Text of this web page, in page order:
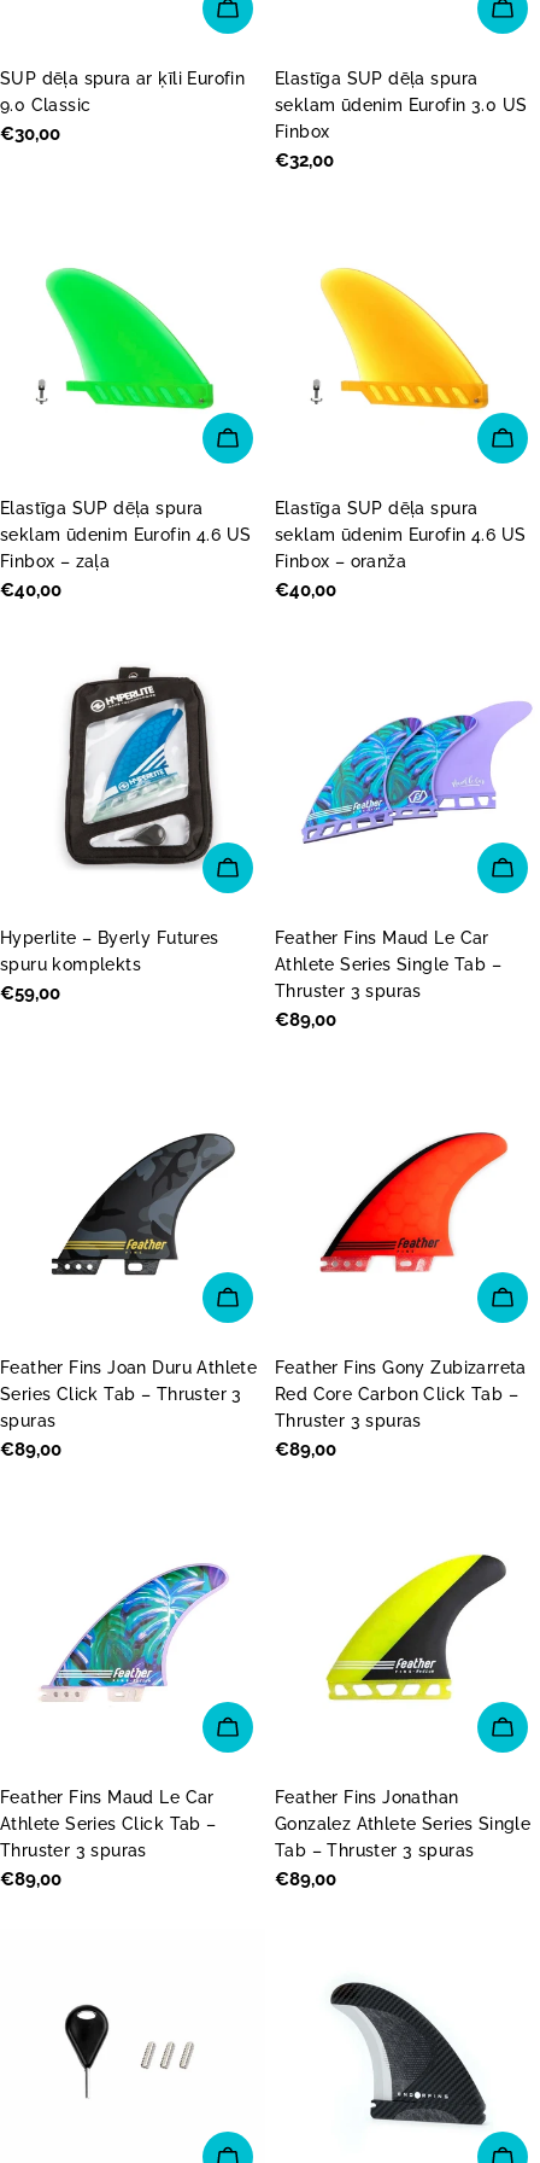
PIEVIENOT GROZAM
SUP dēļa spura ar ķīli Eurofin
9.0 Classic
Parastā
€30,00
Elastīga SUP dēļa spura
seklam ūdenim Eurofin 3.0 US
Finbox
Parastā
€32,00
PIEVIENOT GROZAM
Elastīga SUP dēļa spura
seklam ūdenim Eurofin 4.6 US
Finbox – zaļa
Parastā
€40,00
Elastīga SUP dēļa spura
seklam ūdenim Eurofin 4.6 US
Finbox – oranža
Parastā
€40,00
PIEVIENOT GROZAM
Hyperlite – Byerly Futures
spuru komplekts
Parastā
€59,00
Feather Fins Maud Le Car
Athlete Series Single Tab –
Thruster 3 spuras
Parastā
€89,00
PIEVIENOT GROZAM
Feather Fins Joan Duru Athlete
Series Click Tab – Thruster 3
spuras
Parastā
€89,00
Feather Fins Gony Zubizarreta
Red Core Carbon Click Tab –
Thruster 3 spuras
Parastā
€89,00
PIEVIENOT GROZAM
Feather Fins Maud Le Car
Athlete Series Click Tab –
Thruster 3 spuras
Parastā
€89,00
Feather Fins Jonathan
Gonzalez Athlete Series Single
Tab – Thruster 3 spuras
Parastā
€89,00
PIEVIENOT GROZAM